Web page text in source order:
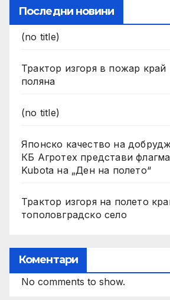
Последни новини
(no title)
Трактор изгоря в пожар край
поляна
(no title)
Японско качество на
КБ Агротех представи
Kubota на „Ден на полето“
Трактор изгоря на полето
тополовградско село
Коментари
No comments to show.